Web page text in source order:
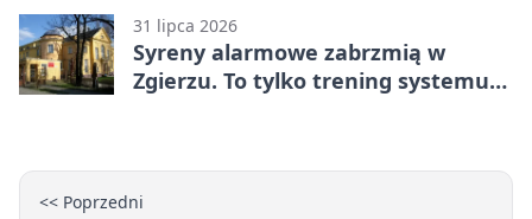
31 lipca 2026
Syreny alarmowe zabrzmią w
Zgierzu. To tylko trening systemu
<< Poprzedni